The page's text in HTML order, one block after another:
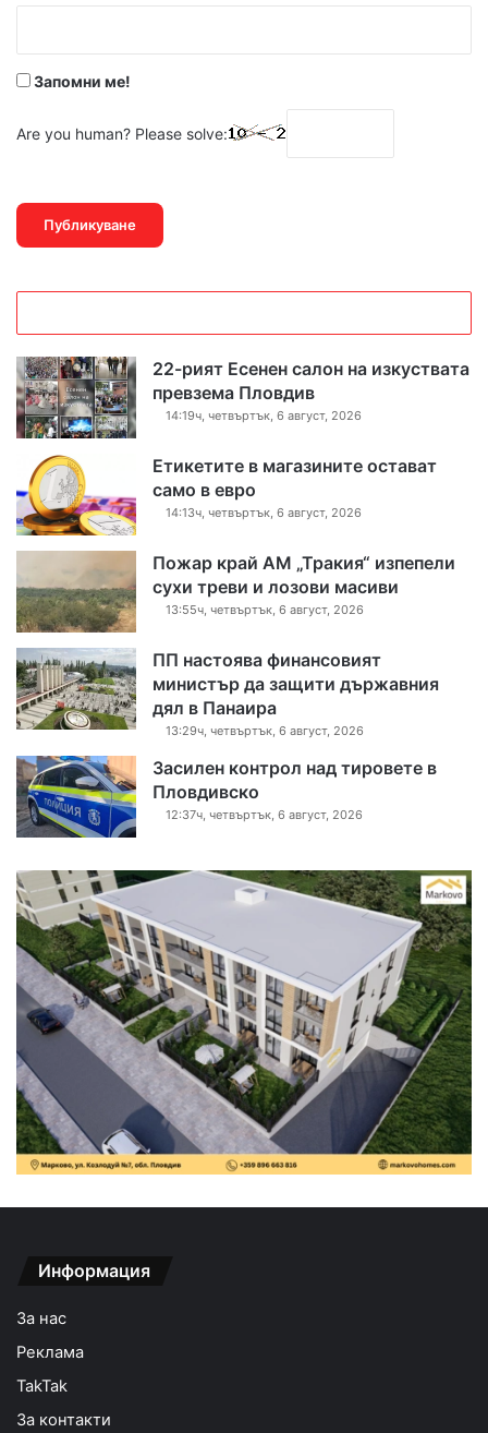
Запомни ме!
Are you human? Please solve:
22-рият Есенен салон на изкуствата
превзема Пловдив
14:19ч, четвъртък, 6 август, 2026
Етикетите в магазините остават
само в евро
14:13ч, четвъртък, 6 август, 2026
Пожар край АМ „Тракия“ изпепели
сухи треви и лозови масиви
13:55ч, четвъртък, 6 август, 2026
ПП настоява финансовият
министър да защити държавния
дял в Панаира
13:29ч, четвъртък, 6 август, 2026
Засилен контрол над тировете в
Пловдивско
12:37ч, четвъртък, 6 август, 2026
Информация
За нас
Реклама
TakTak
За контакти